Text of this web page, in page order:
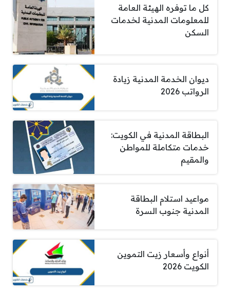
كل ما توفره الهيئة العامة
للمعلومات المدنية لخدمات
السكن
ديوان الخدمة المدنية زيادة
الرواتب 2026
البطاقة المدنية في الكويت:
خدمات متكاملة للمواطن
والمقيم
مواعيد استلام البطاقة
المدنية جنوب السرة
أنواع وأسعار زيت التموين
الكويت 2026